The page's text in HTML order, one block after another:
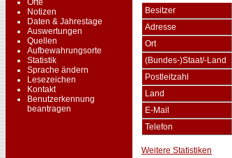
Orte
Notizen
Daten & Jahrestage
Auswertungen
Quellen
Aufbewahrungsorte
Statistik
Sprache ändern
Lesezeichen
Kontakt
Benutzerkennung
beantragen
Besitzer
Adresse
Ort
(Bundes-)Staat/-Land
Postleitzahl
Land
E-Mail
Telefon
Weitere Statistiken